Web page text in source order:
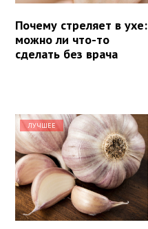
Почему стреляет в ухе:
можно ли что-то
сделать без врача
ЛУЧШЕЕ